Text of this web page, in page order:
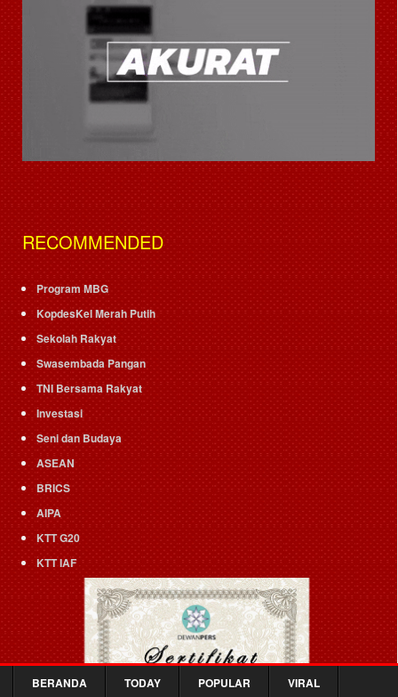
RECOMMENDED
Program MBG
KopdesKel Merah Putih
Sekolah Rakyat
Swasembada Pangan
TNI Bersama Rakyat
Investasi
Seni dan Budaya
ASEAN
BRICS
AIPA
KTT G20
KTT IAF
BERANDA TODAY POPULAR VIRAL